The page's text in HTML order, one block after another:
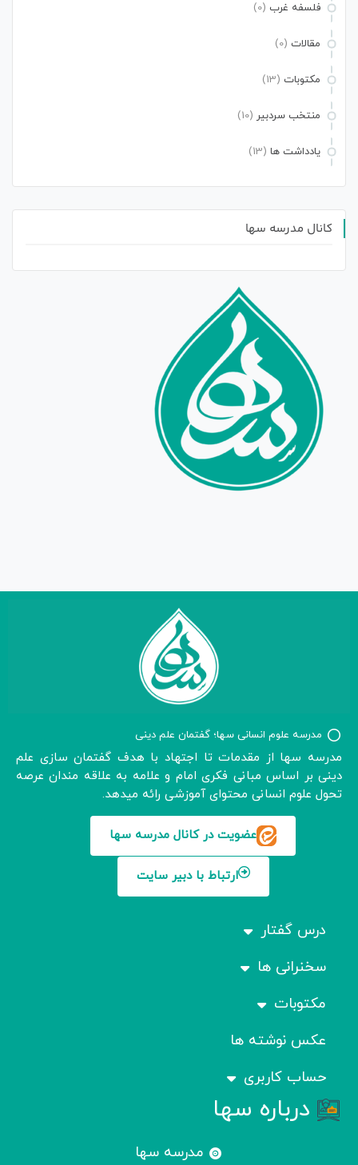
فلسفه غرب (0)
مقالات (0)
مکتوبات (13)
منتخب سردبیر (10)
یادداشت ها (13)
کانال مدرسه سها
مدرسه علوم انسانی سها؛ گفتمان علم دینی
مدرسه سها از مقدمات تا اجتهاد با هدف گفتمان سازی علم
دینی بر اساس مبانی فکری امام و علامه به علاقه مندان عرصه
تحول علوم انسانی محتوای آموزشی رائه میدهد.
عضویت در کانال مدرسه سها
ارتباط با دبیر سایت
درس گفتار
سخنرانی ها
مکتوبات
عکس نوشته ها
حساب کاربری
درباره سها
مدرسه سها